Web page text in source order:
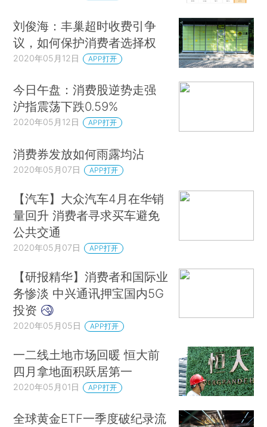
刘俊海：丰巢超时收费引争
议，如何保护消费者选择权
2020年05月12日 APP打开
今日午盘：消费股逆势走强
沪指震荡下跌0.59%
2020年05月12日 APP打开
消费券发放如何雨露均沾
2020年05月07日 APP打开
【汽车】大众汽车4月在华销
量回升 消费者寻求买车避免
公共交通
2020年05月07日 APP打开
【研报精华】消费者和国际业
务惨淡 中兴通讯押宝国内5G
投资
2020年05月05日 APP打开
一二线土地市场回暖 恒大前
四月拿地面积跃居第一
2020年05月01日 APP打开
全球黄金ETF一季度破纪录流